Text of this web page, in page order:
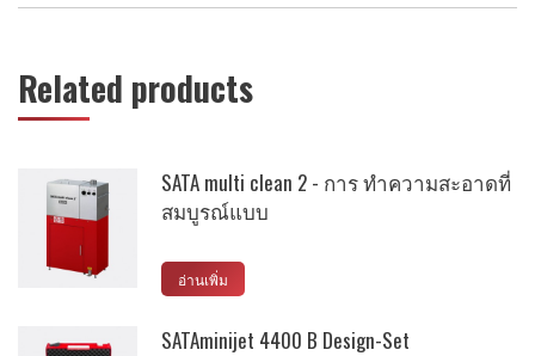
Related products
SATA multi clean 2 - การ ทำความสะอาดที่
สมบูรณ์แบบ
อ่านเพิ่ม
SATAminijet 4400 B Design-Set